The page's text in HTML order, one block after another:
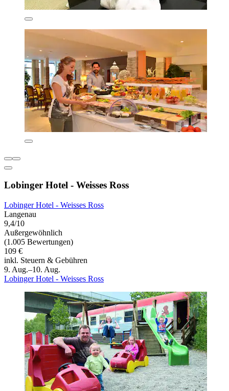
Lobinger Hotel - Weisses Ross
Lobinger Hotel - Weisses Ross
Langenau
9,4/10
Außergewöhnlich
(1.005 Bewertungen)
109 €
inkl. Steuern & Gebühren
9. Aug.–10. Aug.
Lobinger Hotel - Weisses Ross